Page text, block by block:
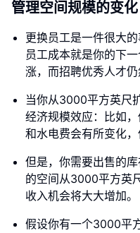
管理空间规模的变化
更换员工是一件很大
员工成本就是你的下
涨，而招聘优秀人才仍
当你从3000平方英尺
经济规模效应：比如
和水电费会有所变化，
但是，你需要出售的
的空间从3000平方英
收入机会将大大增加。
假设你有一个3000平